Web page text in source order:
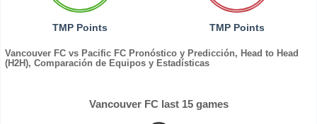
TMP Points TMP Points
Vancouver FC vs Pacific FC Pronóstico y Predicción, Head to Head
(H2H), Comparación de Equipos y Estadísticas
Vancouver FC last 15 games